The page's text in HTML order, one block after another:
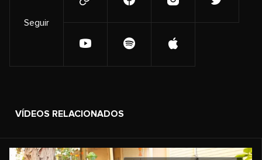
Seguir
VÍDEOS RELACIONADOS